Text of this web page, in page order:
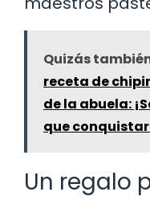
Quizás
receta de
de la abuela:
que
Un regalo